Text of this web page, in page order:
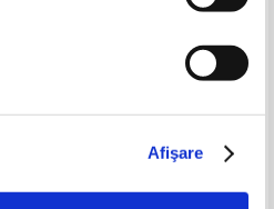
Afişare
Lei